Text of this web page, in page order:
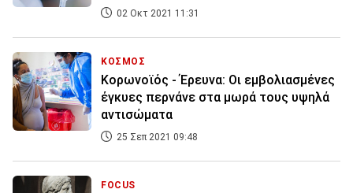
02 Οκτ 2021 11:31
ΚΟΣΜΟΣ
Κορωνοϊός - Έρευνα: Οι εμβολιασμένες
έγκυες περνάνε στα μωρά τους υψηλά
αντισώματα
25 Σεπ 2021 09:48
FOCUS